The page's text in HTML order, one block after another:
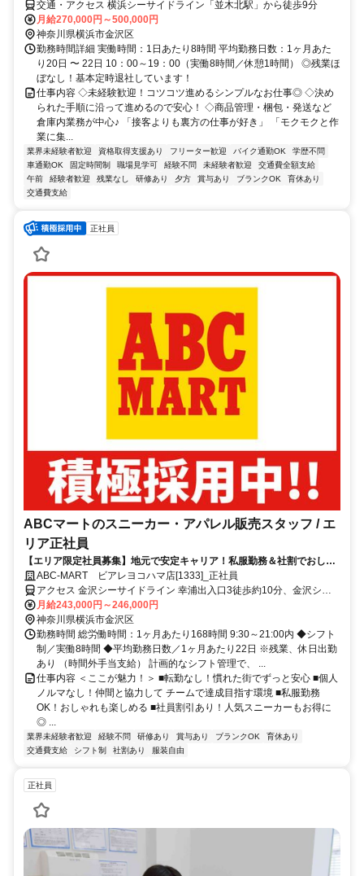
交通・アクセス 横浜シーサイドライン「並木北駅」から徒歩9分
月給270,000円～500,000円
神奈川県横浜市金沢区
勤務時間詳細 実働時間：1日あたり8時間 平均勤務日数：1ヶ月あた
り20日 〜 22日 10：00～19：00（実働8時間／休憩1時間） ◎残業ほ
ぼなし！基本定時退社しています！
仕事内容 ◇未経験歓迎！コツコツ進めるシンプルなお仕事◎ ◇決め
られた手順に沿って進めるので安心！ ◇商品管理・梱包・発送など
倉庫内業務が中心♪ 「接客よりも裏方の仕事が好き」 「モクモクと作
業に集...
業界未経験者歓迎 資格取得支援あり フリーター歓迎 バイク通勤OK
学歴不問
車通勤OK
固定時間制 職場見学可 経験不問 未経験者歓迎
交通費全額支給
午前
経験者歓迎 残業なし 研修あり 夕方 賞与あり ブランクOK
育休あり
交通費支給
正社員
ABCマートのスニーカー・アパレル販売スタッフ / エ
リア正社員
【エリア限定社員募集】地元で安定キャリア！私服勤務＆社割でおしゃ
れも楽しめる接客のお仕事♪
ABC-MART ビアレヨコハマ店[1333]_正社員
アクセス 金沢シーサイドライン 幸浦出入口3徒歩約10分、金沢シー
サイドライン 並木中央徒歩約10分、金沢シーサイドライン 並木北出
口5徒歩約17分
月給243,000円～246,000円
神奈川県横浜市金沢区
勤務時間 総労働時間：1ヶ月あたり168時間 9:30～21:00内 ◆シフト
制／実働8時間 ◆平均勤務日数／1ヶ月あたり22日 ※残業、休日出勤
あり （時間外手当支給） 計画的なシフト管理で、 ...
仕事内容 ＜ここが魅力！＞ ■転勤なし！慣れた街でずっと安心 ■個人
ノルマなし！仲間と協力して チームで達成目指す環境 ■私服勤務
OK！おしゃれも楽しめる ■社員割引あり！人気スニーカーもお得に
◎ ...
業界未経験者歓迎 経験不問 研修あり 賞与あり ブランクOK
育休あり
交通費支給
シフト制 社割あり 服装自由
正社員